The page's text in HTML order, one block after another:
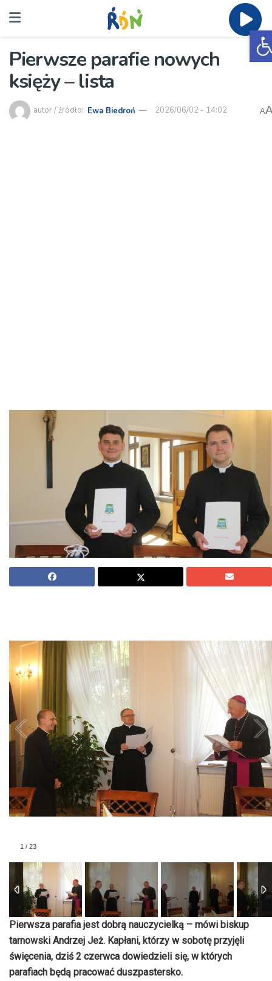
Pierwsze parafie nowych
księży – lista
autor / źródło: Ewa Biedroń 2026/06/02 - 14:02 A
1 / 23
Pierwsza parafia jest dobrą nauczycielką – mówi biskup
tarnowski Andrzej Jeż. Kapłani, którzy w sobotę przyjęli
święcenia, dziś 2 czerwca dowiedzieli się, w których
parafiach będą pracować duszpastersko.